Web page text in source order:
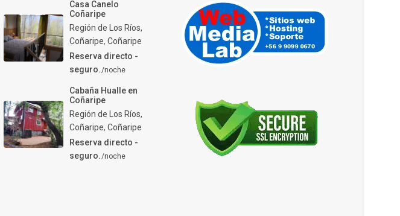
Casa Canelo
Coñaripe
Región de Los Ríos,
Coñaripe,Coñaripe
Reserva directo -
seguro./noche
Cabaña Hualle en
Coñaripe
Región de Los Ríos,
Coñaripe,Coñaripe
Reserva directo -
seguro./noche